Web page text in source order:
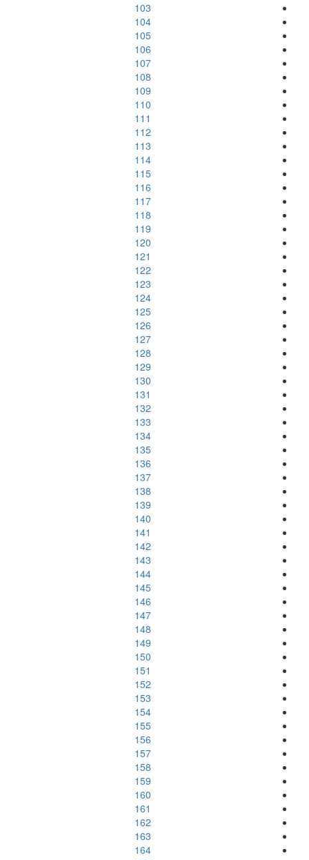
103
104
105
106
107
108
109
110
111
112
113
114
115
116
117
118
119
120
121
122
123
124
125
126
127
128
129
130
131
132
133
134
135
136
137
138
139
140
141
142
143
144
145
146
147
148
149
150
151
152
153
154
155
156
157
158
159
160
161
162
163
164